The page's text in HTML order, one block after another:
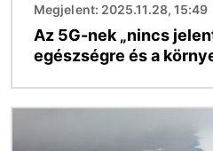
Megjelent: 2025.11.28, 15:49
Az 5G-nek „nincs
egészségre és a